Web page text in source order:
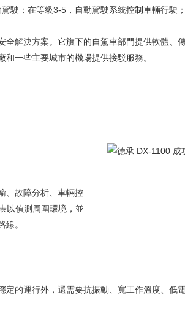
駛；在等級3-5，自動駕駛系統控制車輛行駛
解決方案。它旗下的自駕車部門提供軟體、
一些主要城市的機場提供接駁服務。
、故障分析、車輛控
以偵測周圍環境，並
。
的運行外，還需要抗振動、寬工作溫度、低